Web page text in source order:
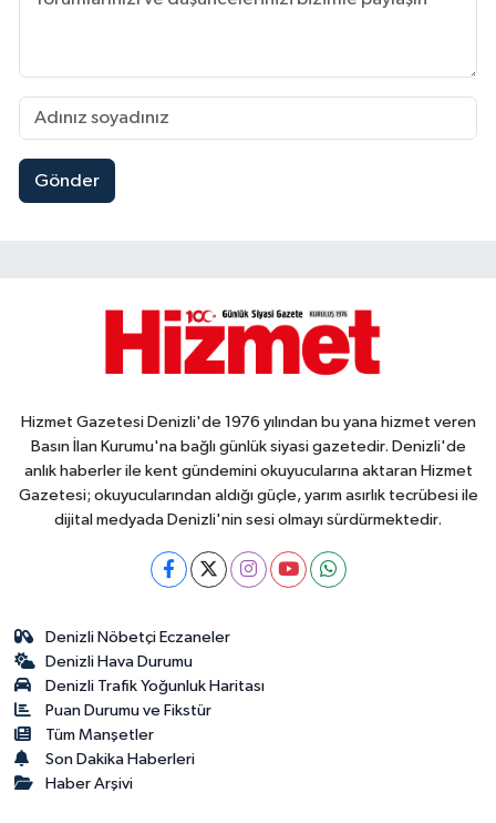
Gönder
Hizmet Gazetesi Denizli'de 1976 yılından bu yana hizmet veren
Basın İlan Kurumu'na bağlı günlük siyasi gazetedir. Denizli'de
anlık haberler ile kent gündemini okuyucularına aktaran Hizmet
Gazetesi; okuyucularından aldığı güçle, yarım asırlık tecrübesi ile
dijital medyada Denizli'nin sesi olmayı sürdürmektedir.
Denizli Nöbetçi Eczaneler
Denizli Hava Durumu
Denizli Trafik Yoğunluk Haritası
Puan Durumu ve Fikstür
Tüm Manşetler
Son Dakika Haberleri
Haber Arşivi